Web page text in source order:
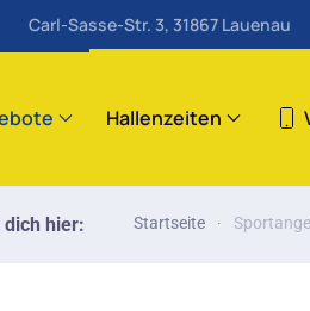
Carl-Sasse-Str. 3, 31867 Lauenau
Hallenzeiten
dich hier: Startseite